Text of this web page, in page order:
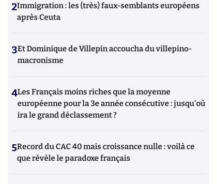
2Immigration : les (très) faux-semblants européens
après Ceuta
3Et Dominique de Villepin accoucha du villepino-
macronisme
4Les Français moins riches que la moyenne
européenne pour la 3e année consécutive : jusqu'où
ira le grand déclassement ?
5Record du CAC 40 mais croissance nulle : voilà ce
que révèle le paradoxe français